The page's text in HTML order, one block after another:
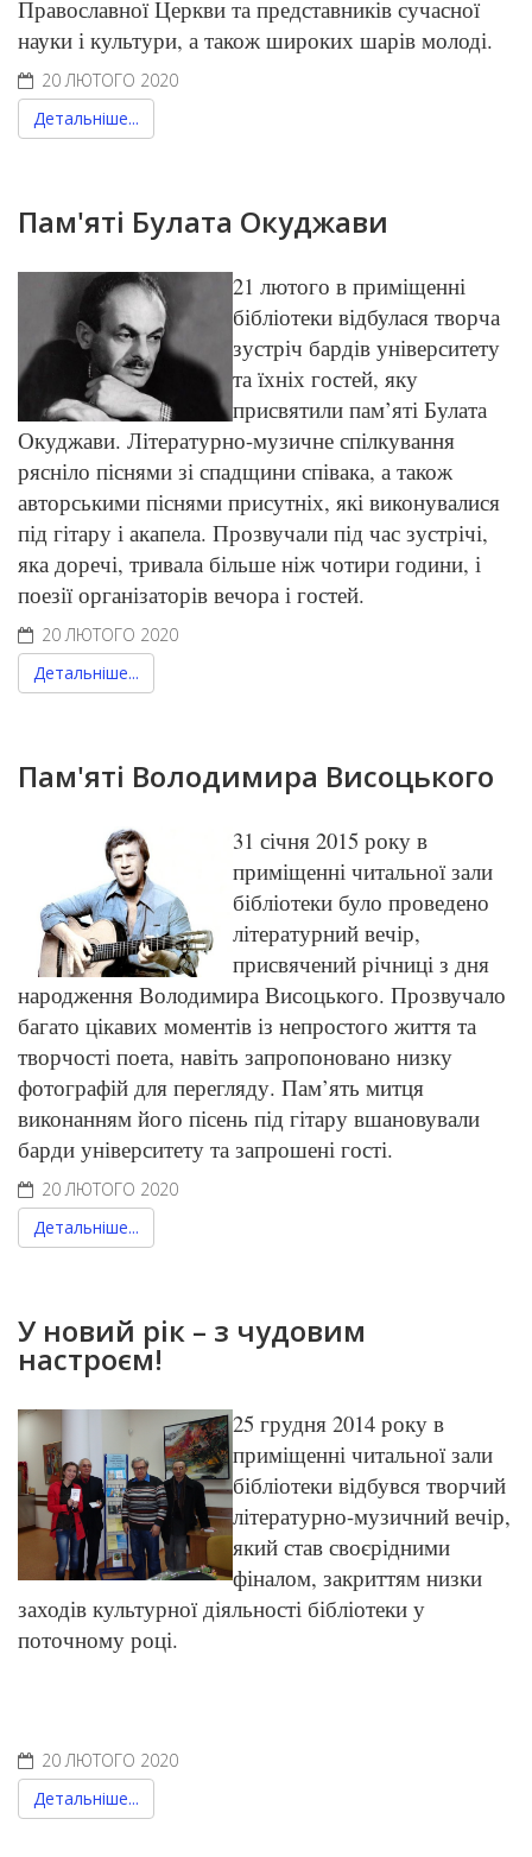
Православної Церкви та представників сучасної
науки і культури, а також широких шарів молоді.
20 ЛЮТОГО 2020
Детальніше...
Пам'яті Булата Окуджави
21 лютого в приміщенні
бібліотеки відбулася творча
зустріч бардів університету
та їхніх гостей, яку
присвятили пам’яті Булата
Окуджави. Літературно-музичне спілкування
рясніло піснями зі спадщини співака, а також
авторськими піснями присутніх, які виконувалися
під гітару і акапела. Прозвучали під час зустрічі,
яка доречі, тривала більше ніж чотири години, і
поезії організаторів вечора і гостей.
20 ЛЮТОГО 2020
Детальніше...
Пам'яті Володимира Висоцького
31 січня 2015 року в
приміщенні читальної зали
бібліотеки було проведено
літературний вечір,
присвячений річниці з дня
народження Володимира Висоцького. Прозвучало
багато цікавих моментів із непростого життя та
творчості поета, навіть запропоновано низку
фотографій для перегляду. Пам’ять митця
виконанням його пісень під гітару вшановували
барди університету та запрошені гості.
20 ЛЮТОГО 2020
Детальніше...
У новий рік – з чудовим
настроєм!
25 грудня 2014 року в
приміщенні читальної зали
бібліотеки відбувся творчий
літературно-музичний вечір,
який став своєрідними
фіналом, закриттям низки
заходів культурної діяльності бібліотеки у
поточному році.
20 ЛЮТОГО 2020
Детальніше...